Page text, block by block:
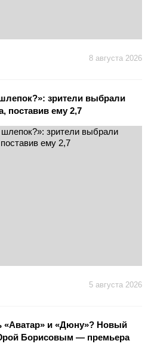
8 августа 2026
зрители выбрали
поставив ему 2,7
5 августа 2026
«Аватар» и «Дюну»? Новый
Борисовым — премьера